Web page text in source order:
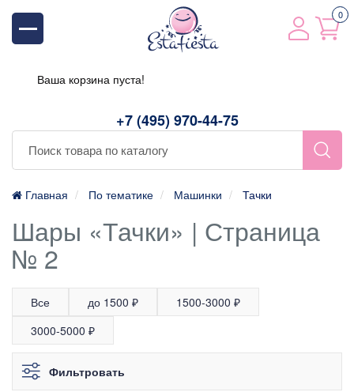
+7 (495) 970-44-75
0
Ваша корзина пуста!
Главная По тематике Машинки Тачки
Шары «Тачки» | Страница
№ 2
Все до 1500 ₽
1500-3000 ₽
3000-5000 ₽
Фильтровать